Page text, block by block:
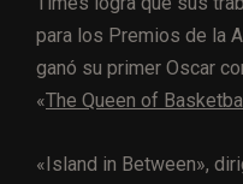
para los Premios de la
ganó su primer Oscar
«The Queen of
«Island in Between»,